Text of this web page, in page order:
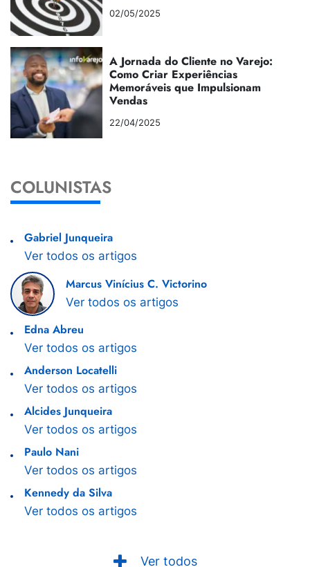
02/05/2025
A Jornada do Cliente no Varejo:
Como Criar Experiências
Memoráveis que Impulsionam
Vendas
22/04/2025
COLUNISTAS
Gabriel Junqueira
Ver todos os artigos
Marcus Vinícius C. Victorino
Ver todos os artigos
Edna Abreu
Ver todos os artigos
Anderson Locatelli
Ver todos os artigos
Alcides Junqueira
Ver todos os artigos
Paulo Nani
Ver todos os artigos
Kennedy da Silva
Ver todos os artigos
Ver todos